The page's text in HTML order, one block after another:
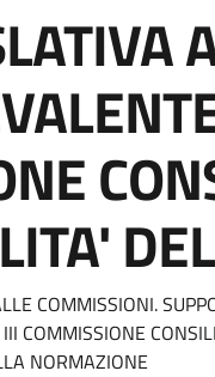
COMMISSIONI.
COMMISSIONE
NORMAZIONE